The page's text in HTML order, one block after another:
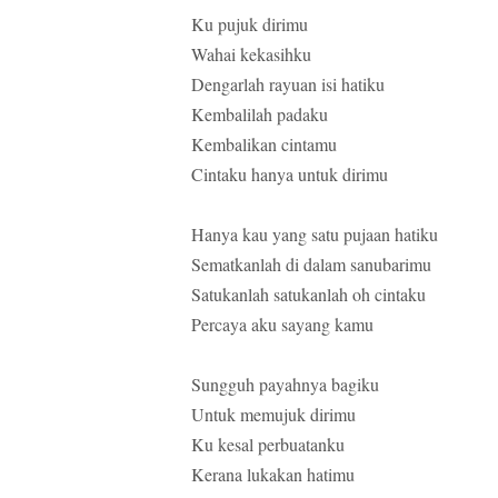
Ku pujuk dirimu
Wahai kekasihku
Dengarlah rayuan isi hatiku
Kembalilah padaku
Kembalikan cintamu
Cintaku hanya untuk dirimu
Hanya kau yang satu pujaan hatiku
Sematkanlah di dalam sanubarimu
Satukanlah satukanlah oh cintaku
Percaya aku sayang kamu
Sungguh payahnya bagiku
Untuk memujuk dirimu
Ku kesal perbuatanku
Kerana lukakan hatimu